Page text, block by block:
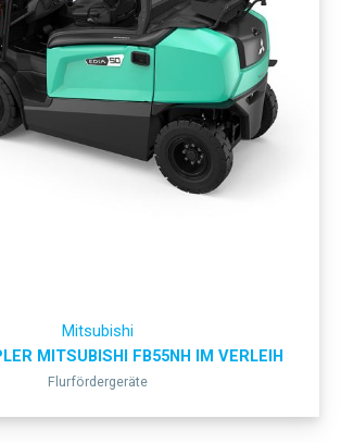
Mitsubishi
MITSUBISHI FB55NH IM VERLEIH
Flurfördergeräte